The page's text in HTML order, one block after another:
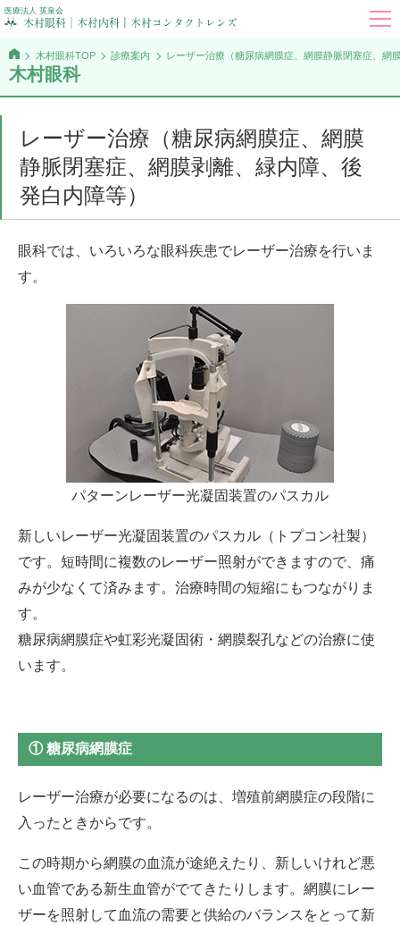
医療法人 英泉会
木村眼科TOP 診療案内 レーザー治療（糖尿病網膜症、網膜静脈閉塞症、網
木村眼科
レーザー治療（糖尿病網膜症、網膜
静脈閉塞症、網膜剥離、緑内障、後
発白内障等）
眼科では、いろいろな眼科疾患でレーザー治療を行いま
す。
パターンレーザー光凝固装置のパスカル
新しいレーザー光凝固装置のパスカル（トプコン社製）
です。短時間に複数のレーザー照射ができますので、痛
みが少なくて済みます。治療時間の短縮にもつながりま
す。
糖尿病網膜症や虹彩光凝固術・網膜裂孔などの治療に使
います。
① 糖尿病網膜症
レーザー治療が必要になるのは、増殖前網膜症の段階に
入ったときからです。
この時期から網膜の血流が途絶えたり、新しいけれど悪
い血管である新生血管がでてきたりします。網膜にレー
ザーを照射して血流の需要と供給のバランスをとって新